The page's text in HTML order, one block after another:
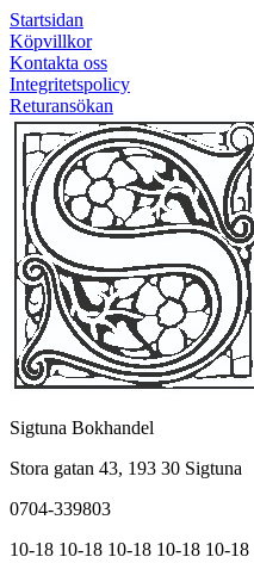
Startsidan
Köpvillkor
Kontakta oss
Integritetspolicy
Returansökan
Sigtuna Bokhandel
Stora gatan 43, 193 30 Sigtuna
0704-339803
10-18 10-18 10-18 10-18 10-18